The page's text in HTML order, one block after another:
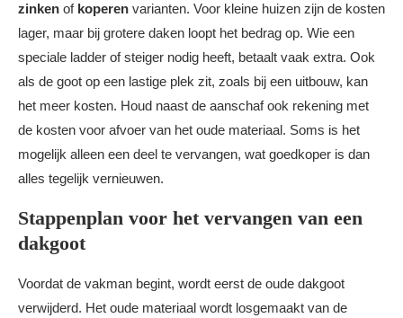
zinken of koperen varianten. Voor kleine huizen zijn de kosten
lager, maar bij grotere daken loopt het bedrag op. Wie een
speciale ladder of steiger nodig heeft, betaalt vaak extra. Ook
als de goot op een lastige plek zit, zoals bij een uitbouw, kan
het meer kosten. Houd naast de aanschaf ook rekening met
de kosten voor afvoer van het oude materiaal. Soms is het
mogelijk alleen een deel te vervangen, wat goedkoper is dan
alles tegelijk vernieuwen.
Stappenplan voor het vervangen van een
dakgoot
Voordat de vakman begint, wordt eerst de oude dakgoot
verwijderd. Het oude materiaal wordt losgemaakt van de